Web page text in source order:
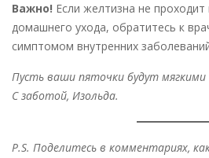
Важно! Если желтизна не проходит
домашнего ухода, обратитесь к
симптомом внутренних
Пусть ваши пяточки будут
С заботой, Изольда.
P.S. Поделитесь в комментариях,